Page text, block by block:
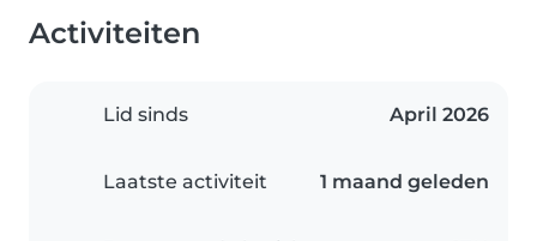
Activiteiten
Lid sinds April 2026
Laatste activiteit 1 maand geleden